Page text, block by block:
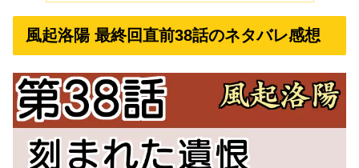
風起洛陽 最終回直前38話のネタバレ感想